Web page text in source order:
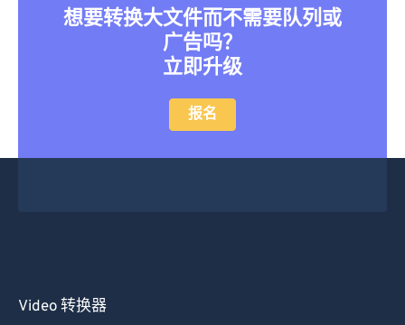
想要转换大文件而不需要队列或
广告吗？
立即升级
报名
Video 转换器